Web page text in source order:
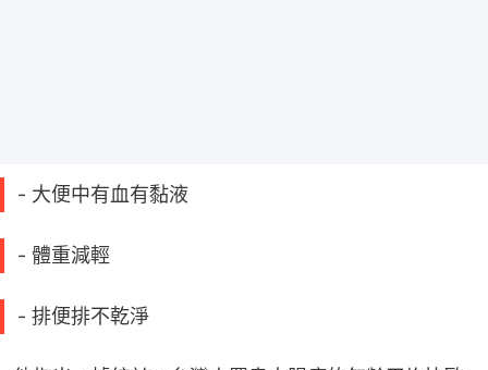
- 大便中有血有黏液
- 體重減輕
- 排便排不乾淨